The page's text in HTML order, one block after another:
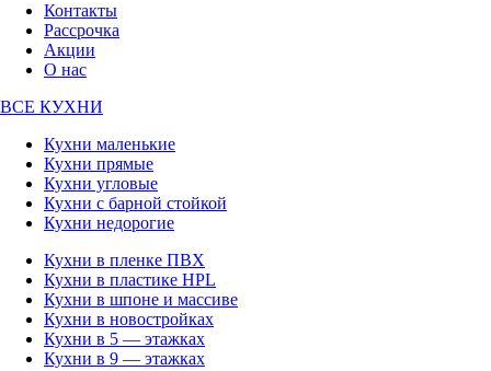
Контакты
Рассрочка
Акции
О нас
ВСЕ КУХНИ
Кухни маленькие
Кухни прямые
Кухни угловые
Кухни с барной стойкой
Кухни недорогие
Кухни в пленке ПВХ
Кухни в пластике HPL
Кухни в шпоне и массиве
Кухни в новостройках
Кухни в 5 — этажках
Кухни в 9 — этажках